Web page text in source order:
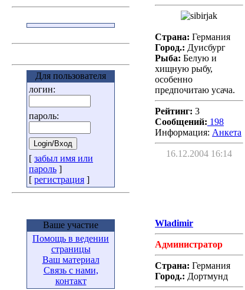
Для пользователя
логин:
пароль:
[ забыл имя или
пароль ]
[ регистрация ]
Ваше участие
Помощь в ведении
страницы
Ваш материал
Связь с нами,
контакт
Страна: Германия
Город.: Дуисбург
Рыба: Белую и
хищную рыбу,
особенно
предпочитаю усача.
Рейтинг: 3
Сообщений: 198
Информация: Aнкета
16.12.2004 16:14
Wladimir
Администратор
Страна: Германия
Город.: Дортмунд